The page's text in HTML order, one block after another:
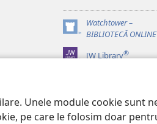
Unele module cookie sunt
pe care le folosim doar
deschide
o
fereastră
Watchtower –
BIBLIOTECĂ
(se
deschide
o
JW Library®